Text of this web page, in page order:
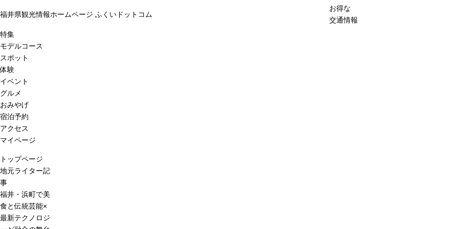
福井県観光情報ホームページ ふくいドットコム
お得な
交通情報
特集
モデルコース
スポット
体験
イベント
グルメ
おみやげ
宿泊予約
アクセス
マイページ
トップページ
地元ライター記
事
福井・浜町で美
食と伝統芸能×
最新テクノロジ